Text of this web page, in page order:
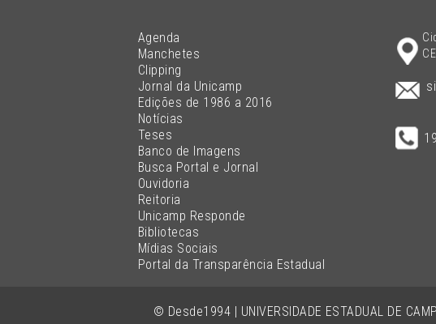
© Desde1994 | UNIVERSIDADE ESTADUAL DE
Agenda
Manchetes
Clipping
Jornal da Unicamp
Edições de 1986 a 2016
Notícias
Teses
Banco de Imagens
Busca Portal e Jornal
Ouvidoria
Reitoria
Unicamp Responde
Bibliotecas
Mídias Sociais
Portal da Transparência Estadual